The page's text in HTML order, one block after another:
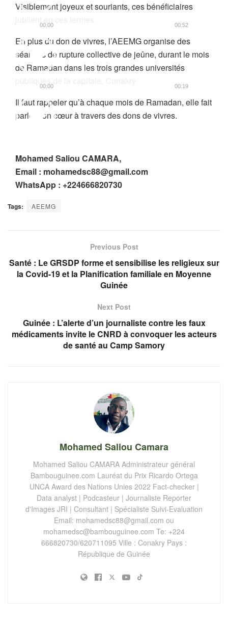
Visiblement joyeux et souriants, ces bénéficiaires
Lecteur
vidéo
00:00 00:52
En plus du don de vivres, l’AEEMG organise des
séances de rupture collective de jeûne, durant le mois
de Ramadan dans les trois grandes universités
Lecteur
vidéo
00:00 00:19
Il faut rappeler qu’à chaque mois de Ramadan, elle fait
parler son cœur à travers des dons de vivres.
Mohamed Saliou CAMARA,
Email : mohamedsc88@gmail.com
WhatsApp : +224666820730
Tags: AEEMG
Previous Post
Santé : Le GRSDP forme et sensibilise les religieux sur
la Covid-19 et la Planification familiale en Moyenne
Guinée
Next Post
Guinée : L’alerte d’un journaliste contre les faux
médicaments invite le CNRD à convoquer les acteurs
de santé au Camp Samory
Mohamed Saliou Camara
Mohamed Saliou CAMARA Administrateur général
Bambouguinee.com Lauréat du Prix Ricardo Ortega
UNCA Award des Nations Unies 2022 Fact-checker |
Data analyst | Podcasteur | Journaliste Reporter
d'Images JRI | Consultant | Spécialiste Suivi-Evaluation
Email: mohamedsc88@gmail.com ou
mohamedsc@bambouguinee.com Te: +224
666820730/620711095 Ville : Conakry Pays :
République de Guinée